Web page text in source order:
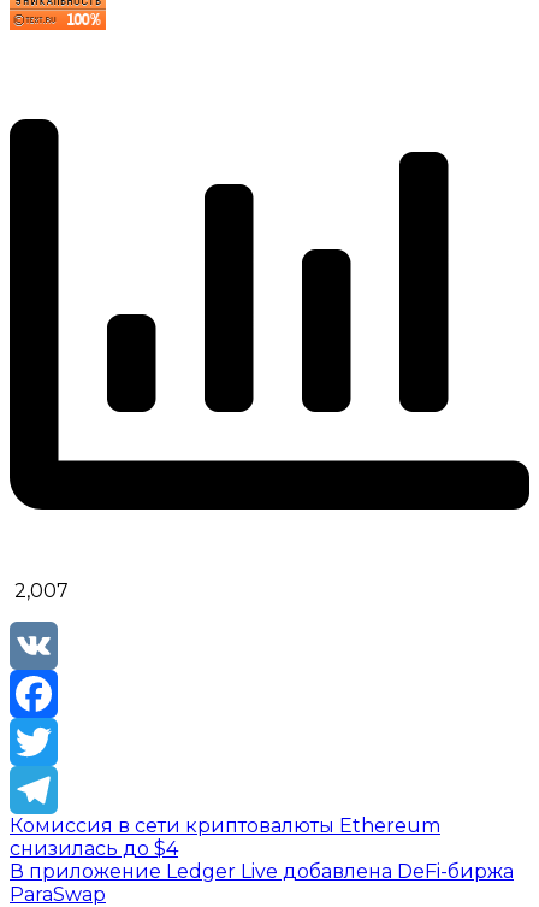
2,007
VK
Facebook
Twitter
Telegram
Комиссия в сети криптовалюты Ethereum
снизилась до $4
В приложение Ledger Live добавлена DeFi-биржа
ParaSwap